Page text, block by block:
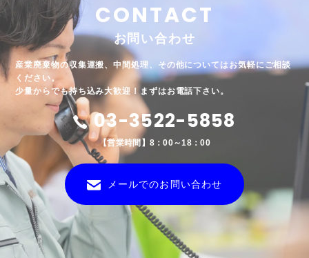
CONTACT
お問い合わせ
産業廃棄物の収集運搬、中間処理、その他についてはお気軽にご相談
ください。
少量からでも持ち込み大歓迎！まずはお電話下さい。
03-3522-5858
【営業時間】8：00～18：00
メールでのお問い合わせ